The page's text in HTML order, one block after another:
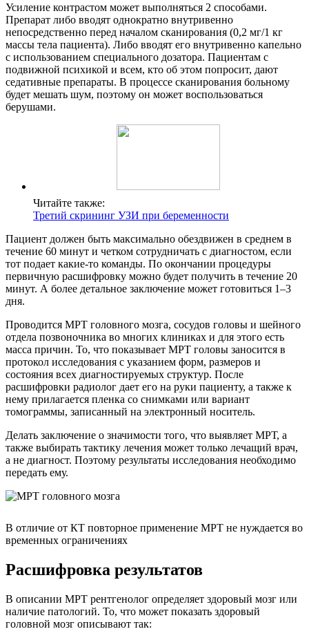
Усиление контрастом может выполняться 2 способами.
Препарат либо вводят однократно внутривенно
непосредственно перед началом сканирования (0,2 мг/1 кг
массы тела пациента). Либо вводят его внутривенно капельно
с использованием специального дозатора. Пациентам с
подвижной психикой и всем, кто об этом попросит, дают
седативные препараты. В процессе сканирования больному
будет мешать шум, поэтому он может воспользоваться
берушами.
Читайте также:
Третий скрининг УЗИ при беременности
Пациент должен быть максимально обездвижен в среднем в
течение 60 минут и четком сотрудничать с диагностом, если
тот подает какие-то команды. По окончании процедуры
первичную расшифровку можно будет получить в течение 20
минут. А более детальное заключение может готовиться 1–3
дня.
Проводится МРТ головного мозга, сосудов головы и шейного
отдела позвоночника во многих клиниках и для этого есть
масса причин. То, что показывает МРТ головы заносится в
протокол исследования с указанием форм, размеров и
состояния всех диагностируемых структур. После
расшифровки радиолог дает его на руки пациенту, а также к
нему прилагается пленка со снимками или вариант
томограммы, записанный на электронный носитель.
Делать заключение о значимости того, что выявляет МРТ, а
также выбирать тактику лечения может только лечащий врач,
а не диагност. Поэтому результаты исследования необходимо
передать ему.
В отличие от КТ повторное применение МРТ не нуждается во
временных ограничениях
Расшифровка результатов
В описании МРТ рентгенолог определяет здоровый мозг или
наличие патологий. То, что может показать здоровый
головной мозг описывают так: